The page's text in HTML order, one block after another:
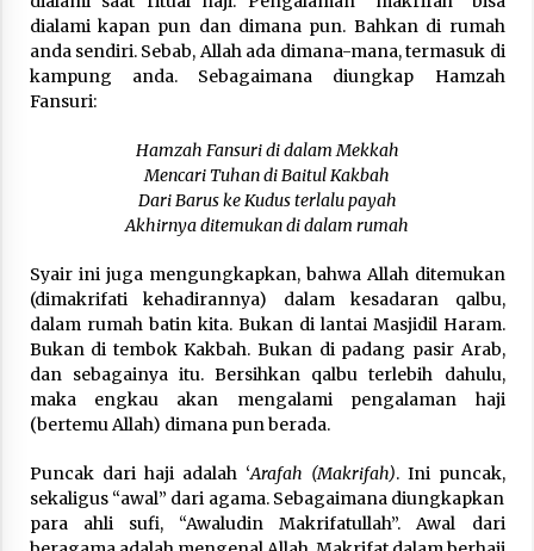
dialami kapan pun dan dimana pun. Bahkan di rumah
anda sendiri. Sebab, Allah ada dimana-mana, termasuk di
kampung anda. Sebagaimana diungkap Hamzah
Fansuri:
Hamzah Fansuri di dalam Mekkah
Mencari Tuhan di Baitul Kakbah
Dari Barus ke Kudus terlalu payah
Akhirnya ditemukan di dalam rumah
Syair ini juga mengungkapkan, bahwa Allah ditemukan
(dimakrifati kehadirannya) dalam kesadaran qalbu,
dalam rumah batin kita. Bukan di lantai Masjidil Haram.
Bukan di tembok Kakbah. Bukan di padang pasir Arab,
dan sebagainya itu. Bersihkan qalbu terlebih dahulu,
maka engkau akan mengalami pengalaman haji
(bertemu Allah) dimana pun berada.
Puncak dari haji adalah ‘Arafah (Makrifah). Ini puncak,
sekaligus “awal” dari agama. Sebagaimana diungkapkan
para ahli sufi, “Awaludin Makrifatullah”. Awal dari